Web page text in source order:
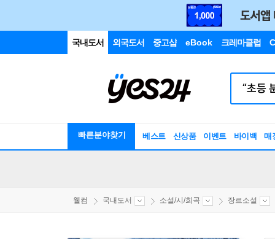
국내도서 외국도서 중고샵 eBook 크레마클럽
빠른분야찾기 베스트 신상품 이벤트 바이백 매
웰컴 국내도서 소설/시/희곡 장르소설